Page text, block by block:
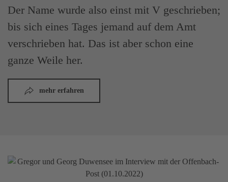
Der Name wurde also einst mit V geschrieben;
bis sich eines Tages jemand auf dem Amt
verschrieben hat. Das ist aber schon eine
ganze Weile her.
mehr erfahren